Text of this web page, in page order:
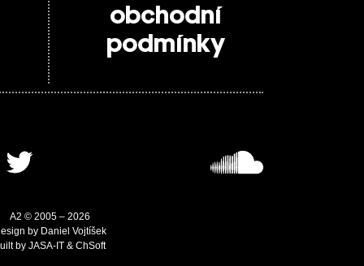
obchodní
podmínky
A2 © 2005 – 2026
by Daniel Vojtíšek
by JASA-IT & ChSoft